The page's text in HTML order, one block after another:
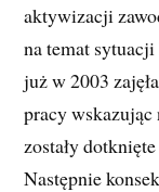
aktywizacji
na temat
już w 2003
pracy
zostały
Następnie